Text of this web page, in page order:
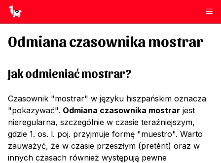
Odmiana czasownika mostrar
Jak odmieniaćmostrar?
Czasownik "mostrar" w języku hiszpańskim oznacza
"pokazywać". Odmiana czasownika mostrar jest
nieregularna, szczególnie w czasie teraźniejszym,
gdzie 1. os. l. poj. przyjmuje formę "muestro". Warto
zauważyć, że w czasie przeszłym (pretérit) oraz w
innych czasach również występują pewne